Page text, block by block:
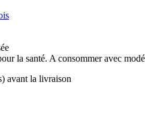
la santé. A consommer avec
avant la livraison